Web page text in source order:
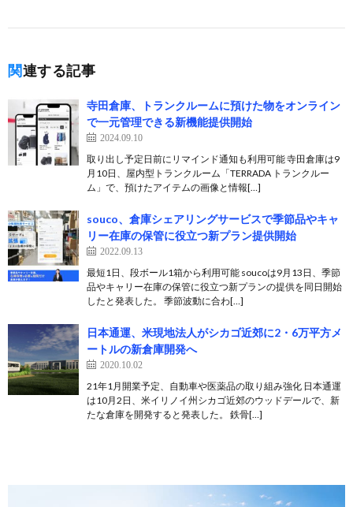
関連する記事
寺田倉庫、トランクルームに預けた物をオンライン
で一元管理できる新機能提供開始
2024.09.10
取り出し予定日前にリマインド通知も利用可能 寺田倉庫は9
月10日、屋内型トランクルーム「TERRADA トランクルー
ム」で、預けたアイテムの画像と情報[…]
souco、倉庫シェアリングサービスで季節品やキャ
リー在庫の保管に役立つ新プラン提供開始
2022.09.13
最短1日、段ボール1箱から利用可能 soucoは9月13日、季節
品やキャリー在庫の保管に役立つ新プランの提供を同日開始
したと発表した。 季節波動に合わ[…]
日本通運、米現地法人がシカゴ近郊に2・6万平方メ
ートルの新倉庫開発へ
2020.10.02
21年1月開業予定、自動車や医薬品の取り組み強化 日本通運
は10月2日、米イリノイ州シカゴ近郊のウッドデールで、新
たな倉庫を開発すると発表した。 鉄骨[…]